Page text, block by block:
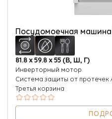
Посудомоечная машина
81.8 х 59.8 х 55 (В, Ш, Г)
Инверторный мотор
Система защиты от протечек
Третья корзина